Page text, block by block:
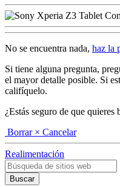
No se encuentra nada, haz la
Si tiene alguna pregunta,
el mayor detalle posible. Si
califíquelo.
¿Estás seguro de que
Borrar × Cancelar
Realimentación